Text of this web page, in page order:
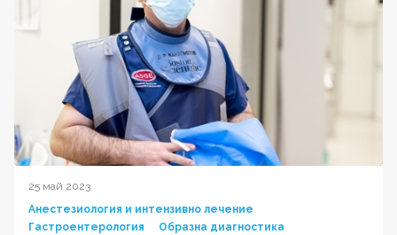
25 май 2023
Анестезиология и интензивно лечение
Гастроентерология
Образна диагностика